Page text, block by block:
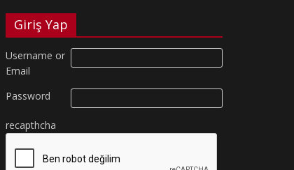
Giriş Yap
Username or
Email
Password
recapthcha